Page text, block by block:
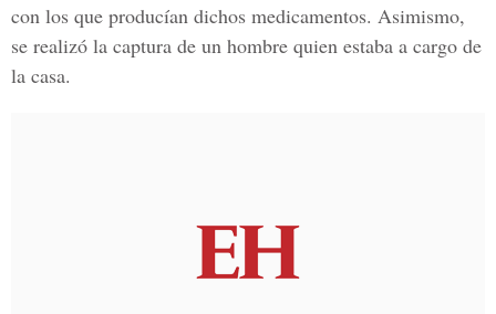
con los que producían dichos medicamentos. Asimismo,
se realizó la captura de un hombre quien estaba a cargo de
la casa.